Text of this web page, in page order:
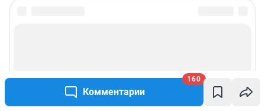
Комментарии
160